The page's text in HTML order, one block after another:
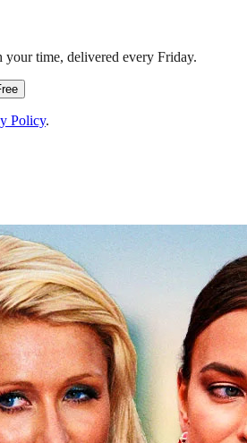
your time, delivered every Friday.
Policy.